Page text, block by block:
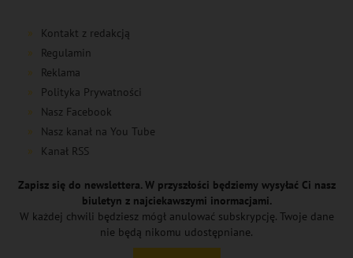
Kontakt z redakcją
Regulamin
Reklama
Polityka Prywatności
Nasz Facebook
Nasz kanał na You Tube
Kanał RSS
Zapisz się do newslettera. W przyszłości będziemy wysyłać Ci nasz
biuletyn z najciekawszymi inormacjami.
W każdej chwili będziesz mógł anulować subskrypcję. Twoje dane
nie będą nikomu udostępniane.